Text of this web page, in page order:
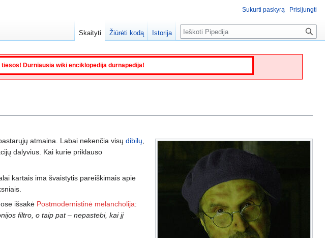
Durniausia wiki enciklopedija durnapedija!
atmaina. Labai nekenčia visų dibilų
dalyvius. Kai kurie priklauso
kartais ima švaistytis pareiškimais apie
išsakė Postmodernistinė melancholija:
filtro, o taip pat – nepastebi, kai jį
Sukurti paskyrą Prisijungti
Skaityti Žiūrėti kodą Istorija Paieška